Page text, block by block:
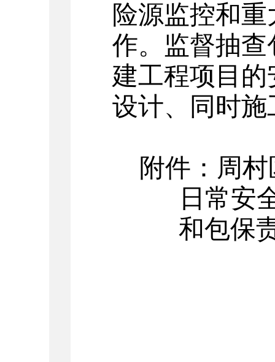
险源监控和
作。监督抽
建工程项目
设计、同时
附件：周村
日常安
和包保